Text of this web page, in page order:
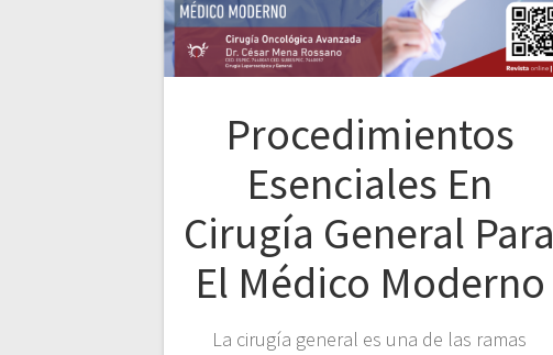
Procedimientos
Esenciales En
Cirugía General Para
El Médico Moderno
La cirugía general es una de las ramas